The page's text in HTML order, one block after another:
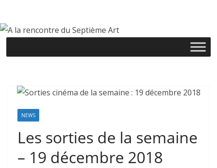
contenu
NEWS
Les sorties de la semaine
– 19 décembre 2018